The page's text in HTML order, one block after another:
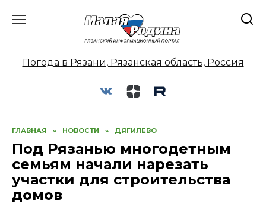
Погода в Рязани, Рязанская область, Россия
ГЛАВНАЯ » НОВОСТИ » ДЯГИЛЕВО
Под Рязанью многодетным
семьям начали нарезать
участки для строительства
домов